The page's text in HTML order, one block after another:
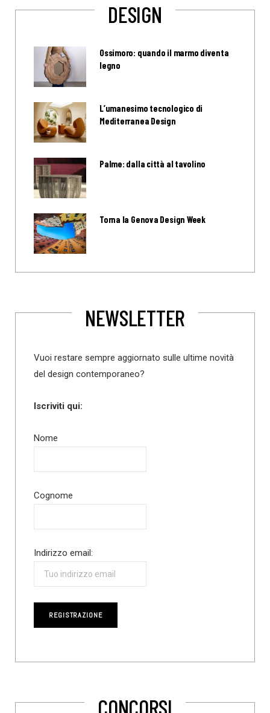
DESIGN
Ossimoro: quando il marmo diventa
legno
L’umanesimo tecnologico di
Mediterranea Design
Palme: dalla città al tavolino
Torna la Genova Design Week
NEWSLETTER
Vuoi restare sempre aggiornato sulle ultime novità
del design contemporaneo?
Iscriviti qui:
Nome
Cognome
Indirizzo email:
CONCORSI